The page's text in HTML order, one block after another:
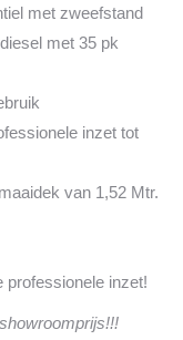
met zweefstand
met 35 pk
inzet tot
van 1,52 Mtr.
professionele inzet!